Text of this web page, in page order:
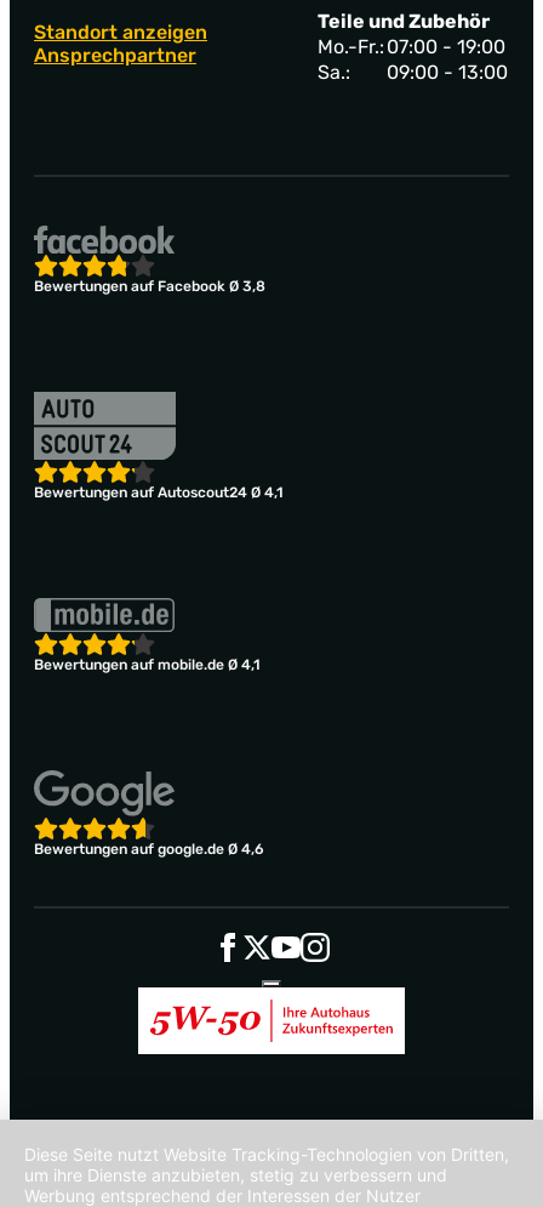
Standort anzeigen
Ansprechpartner
Teile und Zubehör
Mo.-Fr.: 07:00 - 19:00
Sa.:
09:00 - 13:00
Bewertungen auf Facebook Ø 3,8
Bewertungen auf Autoscout24 Ø 4,1
Bewertungen auf mobile.de Ø 4,1
Bewertungen auf google.de Ø 4,6
Diese Seite nutzt Website Tracking-Technologien von Dritten,
um ihre Dienste anzubieten, stetig zu verbessern und
Werbung entsprechend der Interessen der Nutzer